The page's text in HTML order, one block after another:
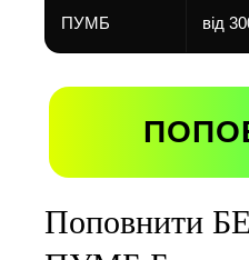
ПУМБ від
Поповнити